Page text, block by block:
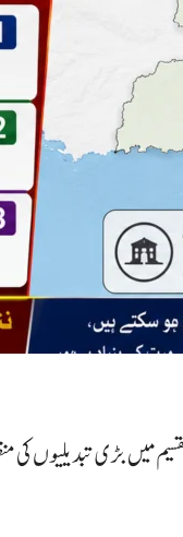
تقسیم میں بڑی